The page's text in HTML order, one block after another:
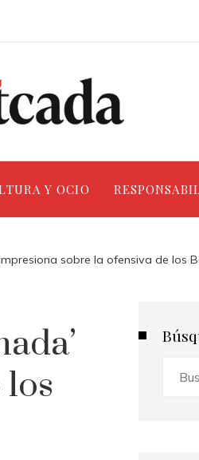
Y OCIO
sobre la ofensiva de los